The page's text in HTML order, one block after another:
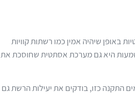
באופן שיהיה אמין כמו רשתות קוויות
היא גם מערכת אסתטית שחוסכת את
התקנה כזו, בודקים את יעילות הרשת גם